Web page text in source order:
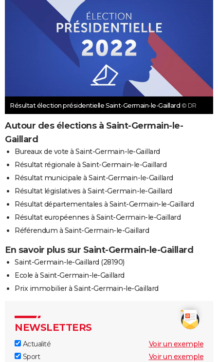
Résultat élection présidentielle Saint-Germain-le-Gaillard © DR
Autour des élections à Saint-Germain-le-
Gaillard
Bureaux de vote à Saint-Germain-le-Gaillard
Résultat régionale à Saint-Germain-le-Gaillard
Résultat municipale à Saint-Germain-le-Gaillard
Résultat législatives à Saint-Germain-le-Gaillard
Résultat départementales à Saint-Germain-le-Gaillard
Résultat européennes à Saint-Germain-le-Gaillard
Référendum à Saint-Germain-le-Gaillard
En savoir plus sur Saint-Germain-le-Gaillard
Saint-Germain-le-Gaillard (28190)
Ecole à Saint-Germain-le-Gaillard
Prix immobilier à Saint-Germain-le-Gaillard
NEWSLETTERS
Actualité
Voir un exemple
Sport
Voir un exemple